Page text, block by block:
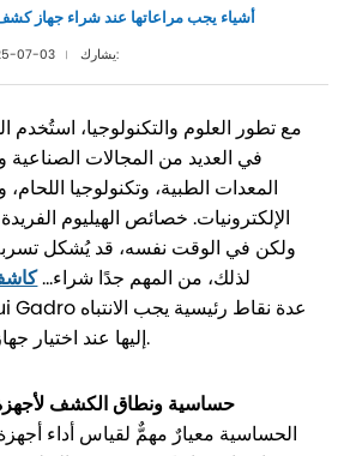
أشياء يجب مراعاتها عند شراء جهاز
07-03 يشارك:
مع تطور العلوم والتكنولوجيا، استُخدم
في العديد من المجالات
المعدات الطبية، وتكنولوجيا
الإلكترونيات. خصائص الهيليوم الفريدة
ولكن في الوقت نفسه، قد يُشكل
لذلك، من المهم جدًا شراء...
إليها عند اختيار جهاز كشف تسرب الهيليوم.
حساسية ونطاق الكشف
الحساسية معيارٌ مهمٌّ لقياس أداء